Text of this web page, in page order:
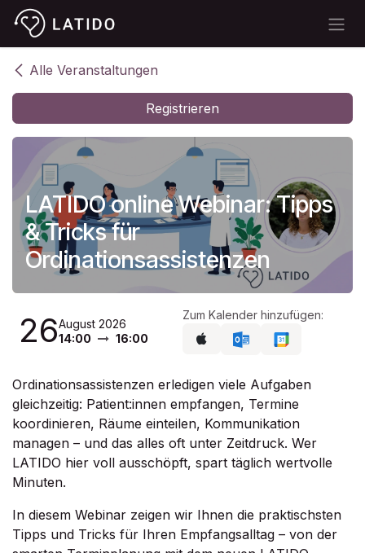
Zum Inhalt springen
Alle Veranstaltungen
Registrieren
LATIDO online Webinar: Tipps
& Tricks für
Ordinationsassistenzen
26August 2026
14:00
16:00
Zum Kalender hinzufügen:
Ordinationsassistenzen erledigen viele Aufgaben
gleichzeitig: Patient:innen empfangen, Termine
koordinieren, Räume einteilen, Kommunikation
managen – und das alles oft unter Zeitdruck. Wer
LATIDO hier voll ausschöpft, spart täglich wertvolle
Minuten.
In diesem Webinar zeigen wir Ihnen die praktischsten
Tipps und Tricks für Ihren Empfangsalltag – von der